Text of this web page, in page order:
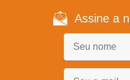
Assine a